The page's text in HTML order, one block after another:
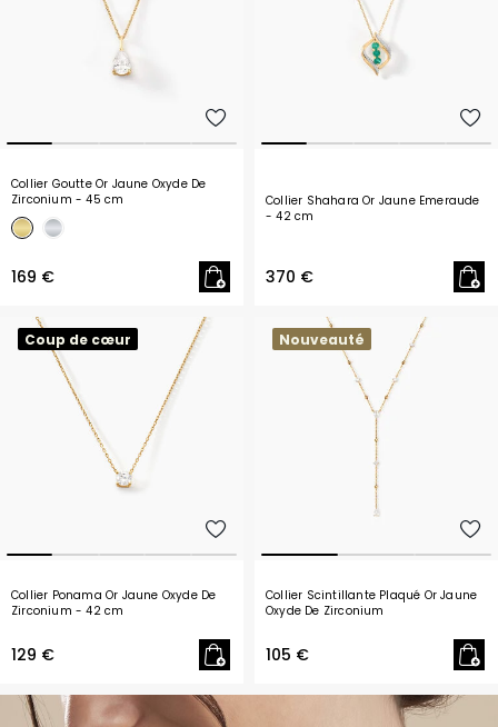
Collier Goutte Or Jaune Oxyde De
Zirconium- 45 cm
169 €
Collier Shahara Or Jaune Emeraude
- 42 cm
370 €
Coup de cœur
Collier Ponama Or Jaune Oxyde De
Zirconium- 42 cm
129 €
Nouveauté
Collier Scintillante Plaqué Or Jaune
Oxyde De Zirconium
105 €